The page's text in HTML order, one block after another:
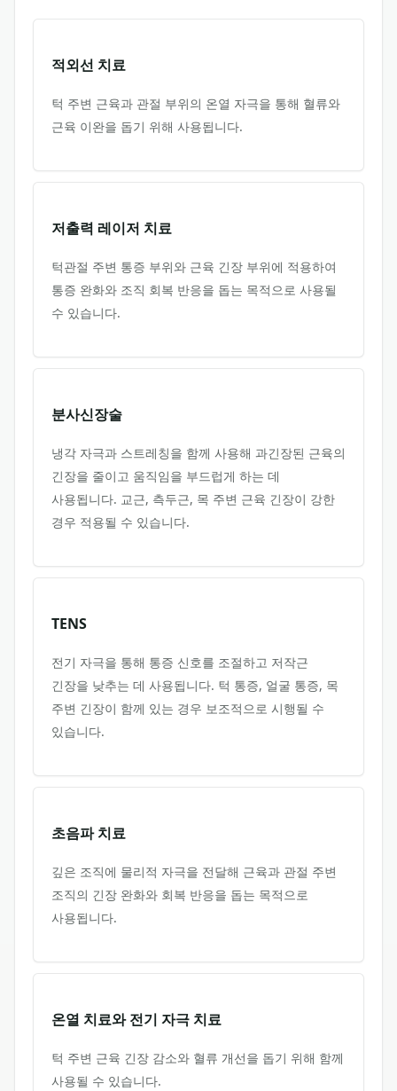
적외선 치료
턱 주변 근육과 관절 부위의 온열 자극을 통해 혈류와
근육 이완을 돕기 위해 사용됩니다.
저출력 레이저 치료
턱관절 주변 통증 부위와 근육 긴장 부위에 적용하여
통증 완화와 조직 회복 반응을 돕는 목적으로 사용될
수 있습니다.
분사신장술
냉각 자극과 스트레칭을 함께 사용해 과긴장된 근육의
긴장을 줄이고 움직임을 부드럽게 하는 데
사용됩니다. 교근, 측두근, 목 주변 근육 긴장이 강한
경우 적용될 수 있습니다.
TENS
전기 자극을 통해 통증 신호를 조절하고 저작근
긴장을 낮추는 데 사용됩니다. 턱 통증, 얼굴 통증, 목
주변 긴장이 함께 있는 경우 보조적으로 시행될 수
있습니다.
초음파 치료
깊은 조직에 물리적 자극을 전달해 근육과 관절 주변
조직의 긴장 완화와 회복 반응을 돕는 목적으로
사용됩니다.
온열 치료와 전기 자극 치료
턱 주변 근육 긴장 감소와 혈류 개선을 돕기 위해 함께
사용될 수 있습니다.